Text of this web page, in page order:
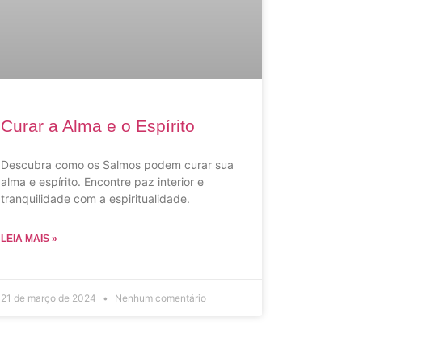
Curar a Alma e o Espírito
Descubra como os Salmos podem curar sua
alma e espírito. Encontre paz interior e
tranquilidade com a espiritualidade.
LEIA MAIS »
21 de março de 2024 Nenhum comentário